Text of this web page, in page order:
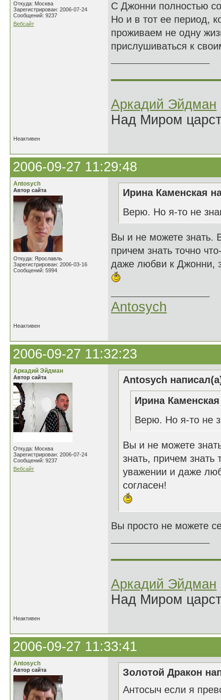
Откуда: Москва
Зарегистрирован: 2006-07-24
Сообщений: 9237
Вебсайт
С Джонни полностью
Но и в тот ее период,
проживаем не одну
прислушиваться к
Аркадий Эйдман
Над Миром
Неактивен
2006-09-27 11:29:48
Antosych
Автор сайта
Откуда: Ярославль
Зарегистрирован: 2006-03-16
Сообщений: 5994
Ирина Каменская
Верю. Но я-то не
Вы и не можете знать.
причем знать точно
даже любви к Джонни,
Antosych
Неактивен
2006-09-27 11:32:23
Аркадий Эйдман
Автор сайта
Откуда: Москва
Зарегистрирован: 2006-07-24
Сообщений: 9237
Вебсайт
Antosych
Ирина
Верю. Но я-то не
Вы и не можете
знать, причем
уважении и даже
согласен!
Вы просто не можете
Аркадий Эйдман
Над Миром
Неактивен
2006-09-27 11:33:41
Antosych
Автор сайта
Золотой Дракон
Антосыч если я